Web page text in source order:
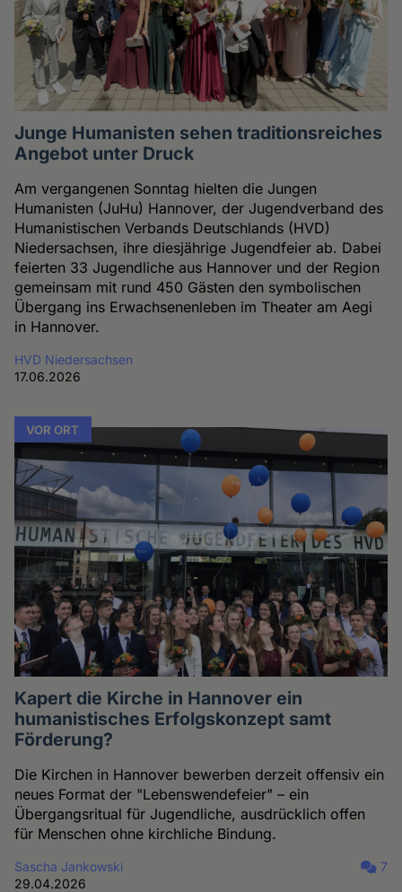
Junge Humanisten sehen traditionsreiches
Angebot unter Druck
Am vergangenen Sonntag hielten die Jungen
Humanisten (JuHu) Hannover, der Jugendverband des
Humanistischen Verbands Deutschlands (HVD)
Niedersachsen, ihre diesjährige Jugendfeier ab. Dabei
feierten 33 Jugendliche aus Hannover und der Region
gemeinsam mit rund 450 Gästen den symbolischen
Übergang ins Erwachsenenleben im Theater am Aegi
in Hannover.
HVD Niedersachsen
17.06.2026
VOR ORT
Kapert die Kirche in Hannover ein
humanistisches Erfolgskonzept samt
Förderung?
Die Kirchen in Hannover bewerben derzeit offensiv ein
neues Format der "Lebenswendefeier" – ein
Übergangsritual für Jugendliche, ausdrücklich offen
für Menschen ohne kirchliche Bindung.
Sascha Jankowski
29.04.2026
7